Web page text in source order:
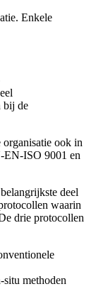
Enkele
bij de
ook in
EN-ISO 9001 en
deel
waarin
drie protocollen
methoden